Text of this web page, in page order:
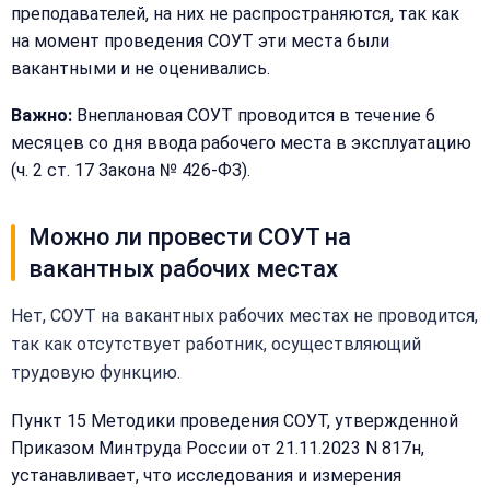
Закрыть
меню
преподавателей, на них не распространяются, так как
на момент проведения СОУТ эти места были
вакантными и не оценивались.
Важно: Внеплановая СОУТ проводится в течение 6
месяцев со дня ввода рабочего места в эксплуатацию
(ч. 2 ст. 17 Закона № 426-ФЗ).
Можно ли провести СОУТ на
вакантных рабочих местах
Нет, СОУТ на вакантных рабочих местах не проводится,
так как отсутствует работник, осуществляющий
трудовую функцию.
Пункт 15 Методики проведения СОУТ, утвержденной
Приказом Минтруда России от 21.11.2023 N 817н,
устанавливает, что исследования и измерения
Написать
нам
Имя:
Email:
Сообщение:
Бесплатная
консультация
имя
телефон
—
перезвоним
и
рассчитаем
Имя: